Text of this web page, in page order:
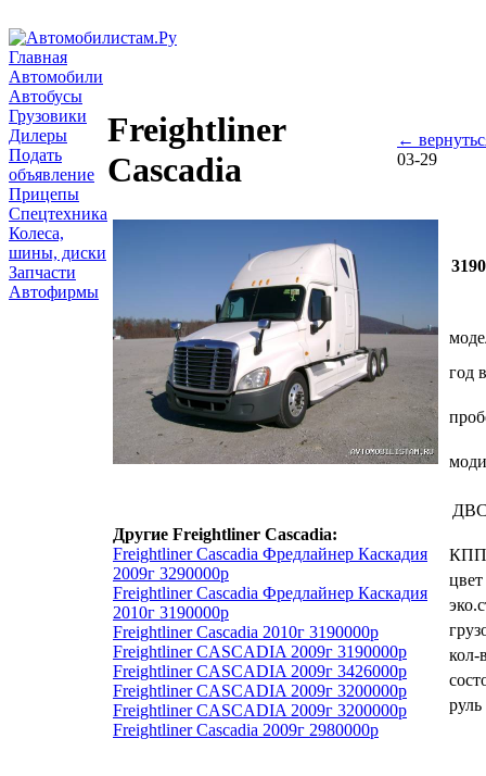
Главная
Автомобили
Автобусы
Грузовики
Дилеры
Подать
объявление
Прицепы
Спецтехника
Колеса,
шины, диски
Запчасти
Автофирмы
Freightliner
Cascadia
←
03-29
Другие Freightliner Cascadia:
Freightliner Cascadia Фредлайнер Каскадия
2009г 3290000р
Freightliner Cascadia Фредлайнер Каскадия
2010г 3190000р
Freightliner Cascadia 2010г 3190000р
Freightliner CASCADIA 2009г 3190000р
Freightliner CASCADIA 2009г 3426000р
Freightliner CASCADIA 2009г 3200000р
Freightliner CASCADIA 2009г 3200000р
Freightliner Cascadia 2009г 2980000р
год
КПП
цвет
кол-
руль